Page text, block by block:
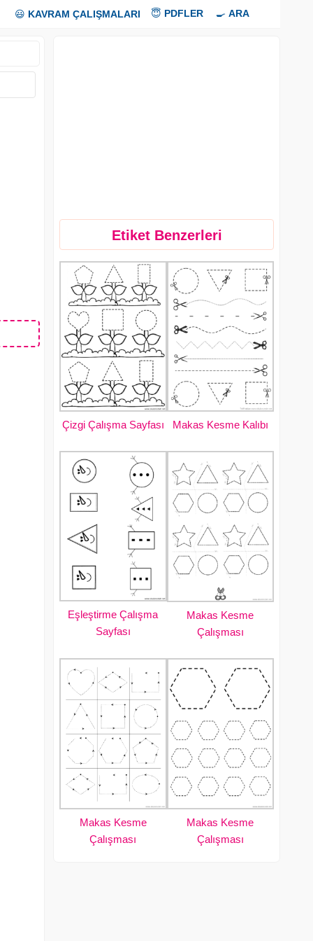
😃 KAVRAM ÇALIŞMALARI 😇 PDFLER 🍳 ARA
Etiket Benzerleri
Çizgi Çalışma Sayfası Makas Kesme Kalıbı
Eşleştirme Çalışma
Sayfası
Makas Kesme
Çalışması
Makas Kesme
Çalışması
Makas Kesme
Çalışması